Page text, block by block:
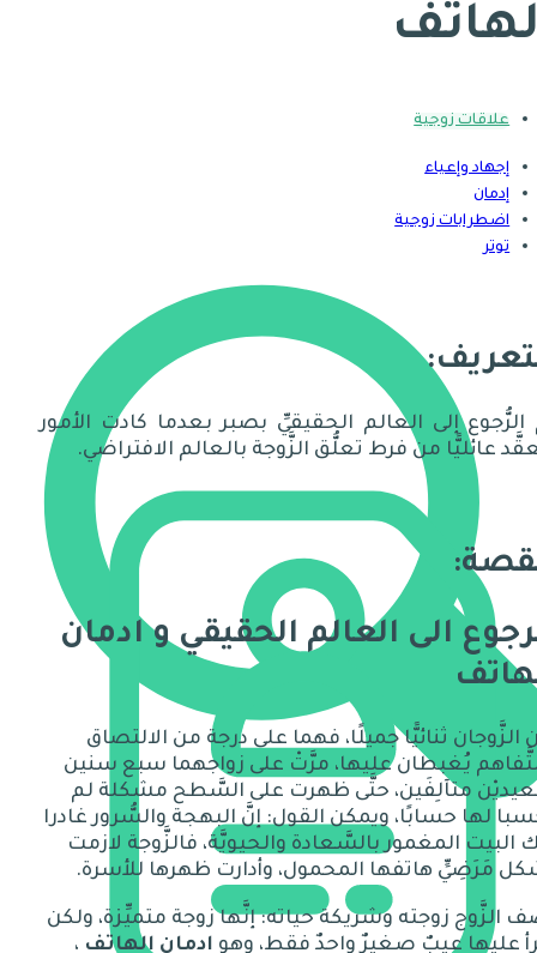
علاقات زوجية
إجهاد وإعياء
إدمان
اضطرابات زوجية
توتر
الرُّجوع إلى العالم الحقيقيِّ بصبر بعدما كادت الأمور
عائليًّا من فرط تعلُّق الزَّوجة بالعالم الافتراضي.
الى العالم الحقيقي و ادمان
الزَّوجان ثنائيًّا جميلًا، فهما على درجة من ا لالتصاق
يُغبطانعليها، مرَّتْ على زواجهما سبع سنين
متآلِفَين، حتَّى ظهرت على السَّطح مشكلة لم
لها حسابًا، ويمكن القول:إنَّ البهجة والسُّرور غادرا
البيت المغمور بالسَّعادة والحيويَّة، فالزَّوجة لازمت
مَرَضِيٍّ هاتفها المحمول، وأدارت ظهرها للأسرة.
الزَّوج زوجته وشريكة حياته:إنَّها زوجة متميِّزة، ولكن
عليها عيبٌ صغيرٌ واحدٌ فقط، وهو ادمان الهاتف ،